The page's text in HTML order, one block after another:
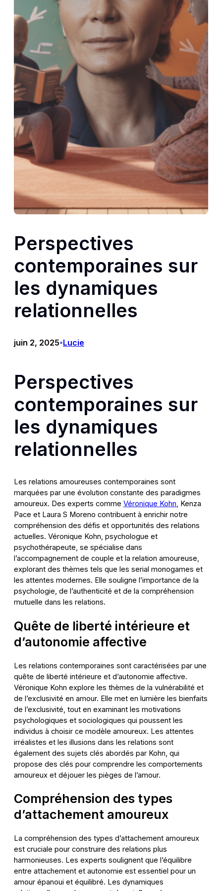
Perspectives
contemporaines sur
les dynamiques
relationnelles
juin 2, 2025•Lucie
Perspectives
contemporaines sur
les dynamiques
relationnelles
Les relations amoureuses contemporaines sont
marquées par une évolution constante des paradigmes
amoureux. Des experts comme Véronique Kohn, Kenza
Pace et Laura S Moreno contribuent à enrichir notre
compréhension des défis et opportunités des relations
actuelles. Véronique Kohn, psychologue et
psychothérapeute, se spécialise dans
l’accompagnement de couple et la relation amoureuse,
explorant des thèmes tels que les serial monogames et
les attentes modernes. Elle souligne l’importance de la
psychologie, de l’authenticité et de la compréhension
mutuelle dans les relations.
Quête de liberté intérieure et
d’autonomie affective
Les relations contemporaines sont caractérisées par une
quête de liberté intérieure et d’autonomie affective.
Véronique Kohn explore les thèmes de la vulnérabilité et
de l’exclusivité en amour. Elle met en lumière les bienfaits
de l’exclusivité, tout en examinant les motivations
psychologiques et sociologiques qui poussent les
individus à choisir ce modèle amoureux. Les attentes
irréalistes et les illusions dans les relations sont
également des sujets clés abordés par Kohn, qui
propose des clés pour comprendre les comportements
amoureux et déjouer les pièges de l’amour.
Compréhension des types
d’attachement amoureux
La compréhension des types d’attachement amoureux
est cruciale pour construire des relations plus
harmonieuses. Les experts soulignent que l’équilibre
entre attachement et autonomie est essentiel pour un
amour épanoui et équilibré. Les dynamiques